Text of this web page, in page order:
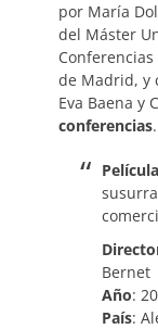
por María
del Máster
de Madrid, y
Eva Baena y
conferencias.
Película
Bernet
Año:
País: